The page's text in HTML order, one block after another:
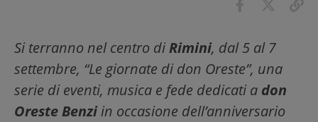
Si terranno nel centro diRimini, dal 5 al 7
settembre, “Le giornate di don Oreste”, una
serie di eventi, musica e fede dedicati a don
Oreste Benziin occasione dell’anniversario